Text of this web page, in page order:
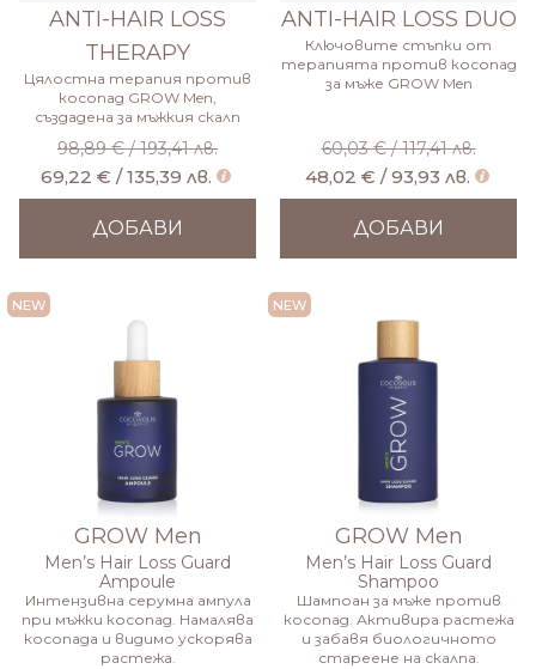
ANTI-HAIR LOSS
THERAPY
Цялостна терапия против
косопад GROW Men,
създадена за мъжкия скалп
98,89 € / 193,41 лв.
69,22 € / 135,39 лв.
ДОБАВИ
ANTI-HAIR LOSS DUO
Ключовите стъпки от
терапията против косопад
за мъже GROW Men
60,03 € / 117,41 лв.
48,02 € / 93,93 лв.
ДОБАВИ
FOR MEN
GROW Men
Men’s Hair Loss Guard
Ampoule
Интензивна серумна ампула
при мъжки косопад. Намалява
косопада и видимо ускорява
растежа.
FOR MEN
GROW Men
Men’s Hair Loss Guard
Shampoo
Шампоан за мъже против
косопад. Активира растежа
и забавя биологичното
стареене на скалпа.